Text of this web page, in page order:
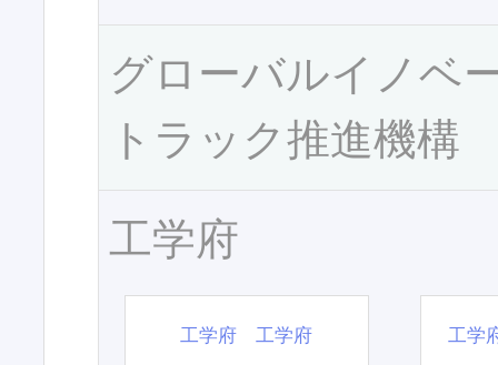
グローバルイノベ
トラック推進機構
工学府
工学府 工学府 工学